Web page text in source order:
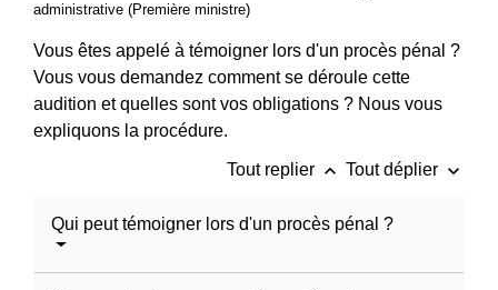
administrative (Première ministre)
Vous êtes appelé à témoigner lors d'un procès pénal ?
Vous vous demandez comment se déroule cette
audition et quelles sont vos obligations ? Nous vous
expliquons la procédure.
Tout replier keyboard_arrow_up Tout déplier keyboard_arrow_down
Qui peut témoigner lors d'un procès pénal ?